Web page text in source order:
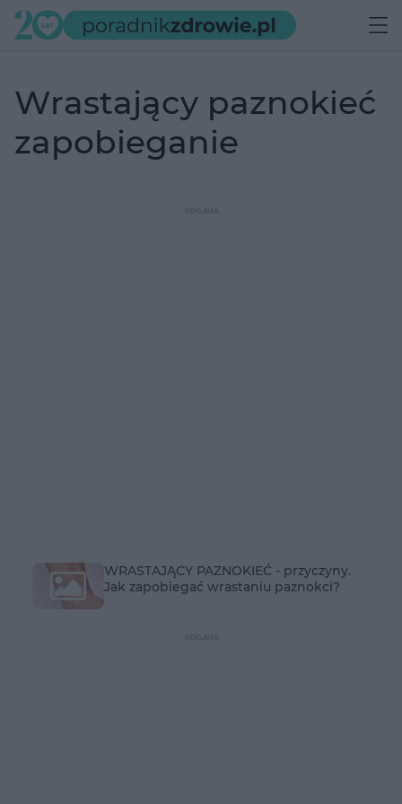
wrastający paznokieć
zapobieganie
WRASTAJĄCY PAZNOKIEĆ - przyczyny.
Jak zapobiegać wrastaniu paznokci?